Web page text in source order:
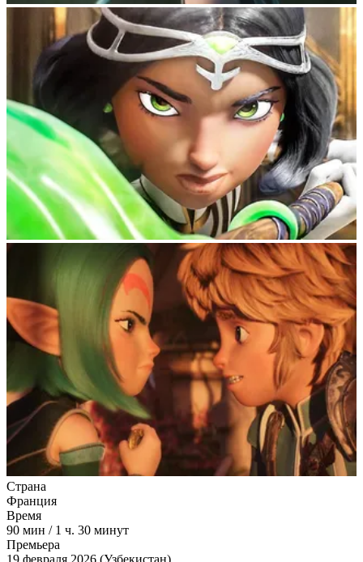
Страна
Франция
Время
90 мин / 1 ч. 30 минут
Премьера
19 февраля 2026 (Узбекистан)